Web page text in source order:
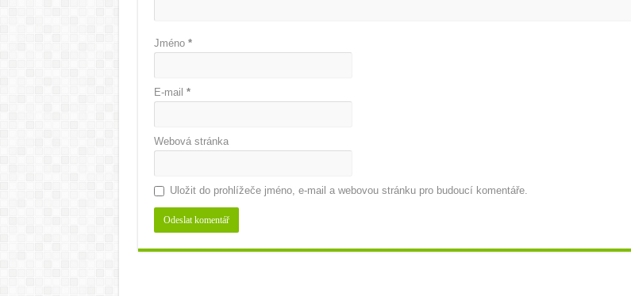
Jméno *
E-mail *
Webová stránka
Uložit do prohlížeče jméno, e-mail a webovou stránku pro budoucí komentáře.